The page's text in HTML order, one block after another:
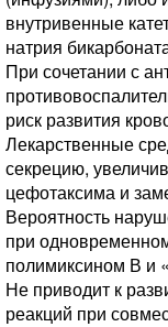
внутривенные
натрия
При сочетании с
риск развития
Лекарственные
секрецию,
цефотаксима и
Вероятность
при
полимиксином В и
Не приводит к
реакций при